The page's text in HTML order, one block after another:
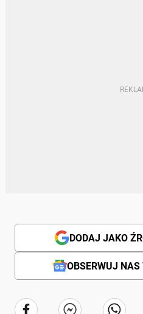
DODAJ JAKO
OBSERWUJ NAS